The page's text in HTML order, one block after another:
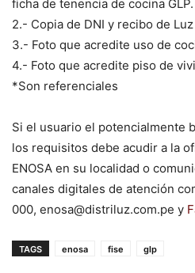
ficha de tenencia de cocina GLP.
2.- Copia de DNI y recibo de Luz
3.- Foto que acredite uso de
4.- Foto que acredite piso de
*Son referenciales
Si el usuario el potencialmente
los requisitos debe acudir a la
ENOSA en su localidad o
canales digitales de atención
000, enosa@distriluz.com.pe y
TAGS enosa fise glp